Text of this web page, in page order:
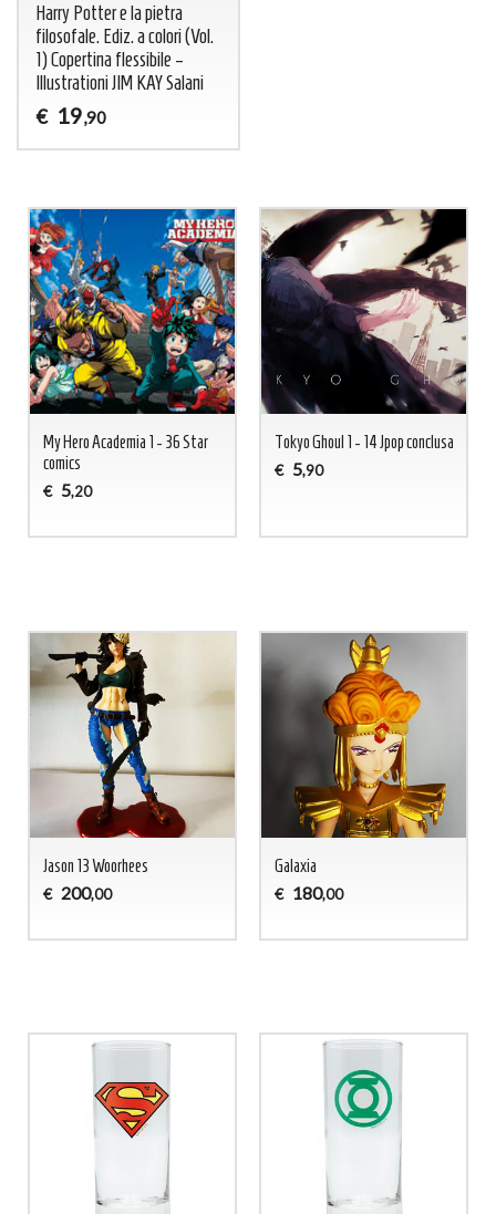
Harry Potter e la pietra
filosofale. Ediz. a colori (Vol.
1) Copertina flessibile –
Illustrationi JIM KAY Salani
€ 19,90
My Hero Academia 1 - 36 Star
comics
€ 5,20
Tokyo Ghoul 1 - 14 Jpop conclusa
€ 5,90
Jason 13 Woorhees
€ 200,00
Galaxia
€ 180,00